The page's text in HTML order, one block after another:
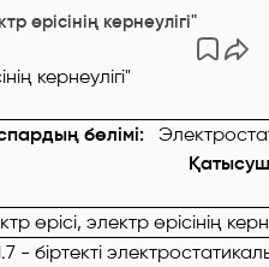
өрісінің кернеулігі"
бөлімі:
саны:
өрiсi, электр өрісінің
- біртекті